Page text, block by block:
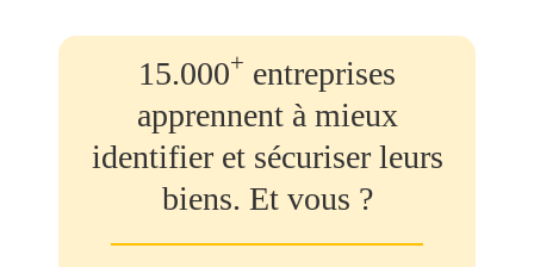
15.000+ entreprises
apprennent à mieux
identifier et sécuriser leurs
biens. Et vous ?